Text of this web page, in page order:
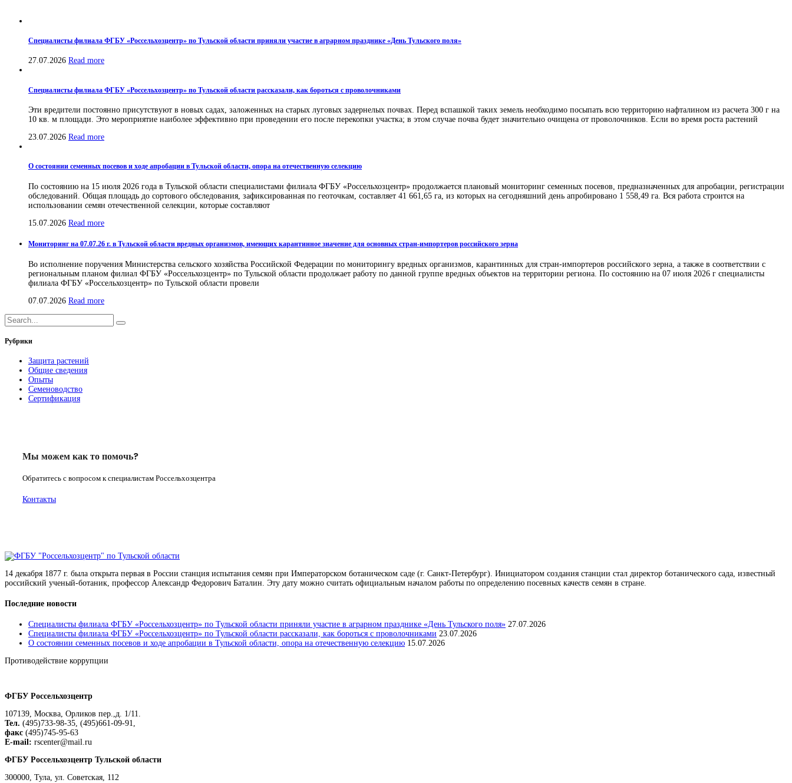
Специалисты филиала ФГБУ «Россельхозцентр» по Тульской области приняли участие в аграрном празднике «День Тульского поля»
27.07.2026 Read more
Специалисты филиала ФГБУ «Россельхозцентр» по Тульской области рассказали, как бороться с проволочниками
Эти вредители постоянно присутствуют в новых садах, заложенных на старых луговых задернелых почвах. Перед вспашкой таких земель необходимо посыпать всю территорию нафталином из расчета 300 г на
10 кв. м площади. Это мероприятие наиболее эффективно при проведении его после перекопки участка; в этом случае почва будет значительно очищена от проволочников. Если во время роста растений
23.07.2026 Read more
О состоянии семенных посевов и ходе апробации в Тульской области, опора на отечественную селекцию
По состоянию на 15 июля 2026 года в Тульской области специалистами филиала ФГБУ «Россельхозцентр» продолжается плановый мониторинг семенных посевов, предназначенных для апробации, регистрации
обследований. Общая площадь до сортового обследования, зафиксированная по геоточкам, составляет 41 661,65 га, из которых на сегодняшний день апробировано 1 558,49 га. Вся работа строится на
использовании семян отечественной селекции, которые составляют
15.07.2026 Read more
Мониторинг на 07.07.26 г. в Тульской области вредных организмов, имеющих карантинное значение для основных стран-импортеров российского зерна
Во исполнение поручения Министерства сельского хозяйства Российской Федерации по мониторингу вредных организмов, карантинных для стран-импортеров российского зерна, а также в соответствии с
региональным планом филиал ФГБУ «Россельхозцентр» по Тульской области продолжает работу по данной группе вредных объектов на территории региона. По состоянию на 07 июля 2026 г специалисты
филиала ФГБУ «Россельхозцентр» по Тульской области провели
07.07.2026 Read more
Рубрики
Защита растений
Общие сведения
Опыты
Семеноводство
Сертификация
Мы можем как то помочь?
Обратитесь с вопросом к специалистам Россельхозцентра
Контакты
14 декабря 1877 г. была открыта первая в России станция испытания семян при Императорском ботаническом саде (г. Санкт-Петербург). Инициатором создания станции стал директор ботанического сада, известный
российский ученый-ботаник, профессор Александр Федорович Баталин. Эту дату можно считать официальным началом работы по определению посевных качеств семян в стране.
Последние новости
Специалисты филиала ФГБУ «Россельхозцентр» по Тульской области приняли участие в аграрном празднике «День Тульского поля» 27.07.2026
Специалисты филиала ФГБУ «Россельхозцентр» по Тульской области рассказали, как бороться с проволочниками 23.07.2026
О состоянии семенных посевов и ходе апробации в Тульской области, опора на отечественную селекцию 15.07.2026
Противодействие коррупции
ФГБУ Россельхозцентр
107139, Москва, Орликов пер.,д. 1/11.
Тел. (495)733-98-35, (495)661-09-91,
факс (495)745-95-63
E-mail: rscenter@mail.ru
ФГБУ Россельхозцентр Тульской области
300000, Тула, ул. Советская, 112